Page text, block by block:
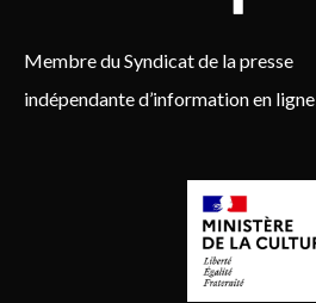
Membre du Syndicat de la presse
indépendante d’information en ligne